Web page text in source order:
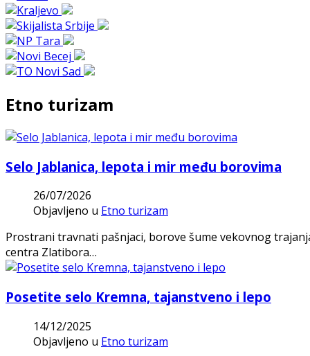
Etno turizam
Selo Jablanica, lepota i mir među borovima
26/07/2026
Objavljeno u Etno turizam
Prostrani travnati pašnjaci, borove šume vekovnog
centra Zlatibora…
Posetite selo Kremna, tajanstveno i lepo
14/12/2025
Objavljeno u Etno turizam